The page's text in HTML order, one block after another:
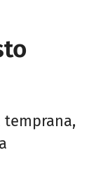
temprana,